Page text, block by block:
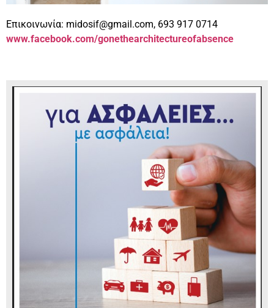
Επικοινωνία: midosif@gmail.com, 693 917 0714
www.facebook.com/gonethearchitectureofabsence